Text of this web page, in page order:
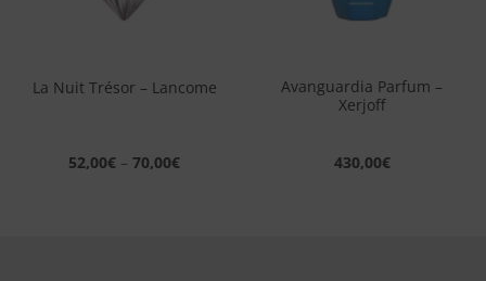
La Nuit Trésor – Lancome
52,00€ – 70,00€
Avanguardia Parfum –
Xerjoff
430,00€